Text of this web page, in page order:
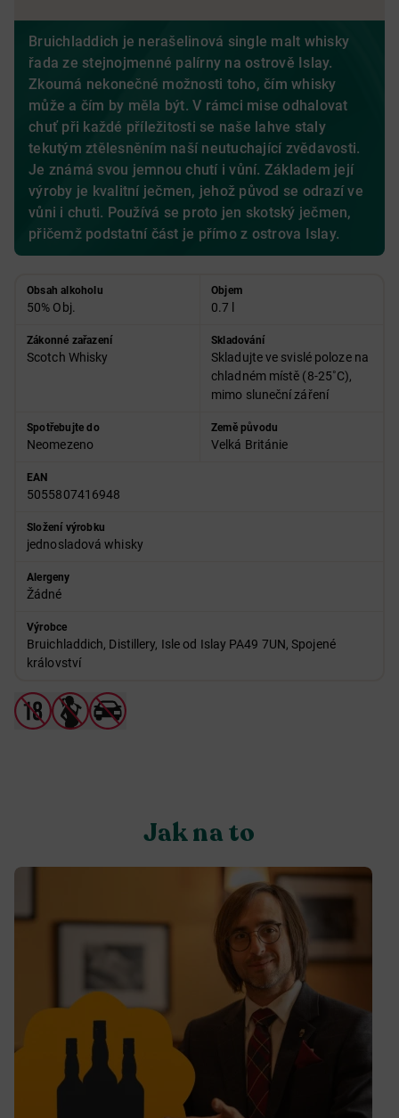
Bruichladdich je nerašelinová single malt whisky
řada ze stejnojmenné palírny na ostrově Islay.
Zkoumá nekonečné možnosti toho, čím whisky
může a čím by měla být. V rámci mise odhalovat
chuť při každé příležitosti se naše lahve staly
tekutým ztělesněním naší neutuchající zvědavosti.
Je známá svou jemnou chutí i vůní. Základem její
výroby je kvalitní ječmen, jehož původ se odrazí ve
vůni i chuti. Používá se proto jen skotský ječmen,
přičemž podstatní část je přímo z ostrova Islay.
Obsah alkoholu
50% Obj.
Objem
0.7 l
Zákonné zařazení
Scotch Whisky
Skladování
Skladujte ve svislé poloze na
chladném místě (8-25˚C),
mimo sluneční záření
Spotřebujte do
Neomezeno
Země původu
Velká Británie
EAN
5055807416948
Složení výrobku
jednosladová whisky
Alergeny
Žádné
Výrobce
Bruichladdich, Distillery, Isle od Islay PA49 7UN, Spojené
království
Jak na to